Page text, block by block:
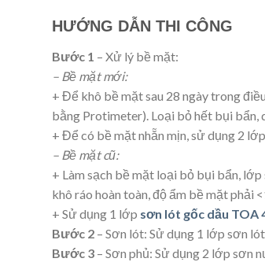
HƯỚNG DẪN THI CÔNG
Bước 1 – Xử lý bề mặt:
– Bề mặt mới:
+ Để khô bề mặt sau 28 ngày trong
bằng Protimeter). Loại bỏ hết bụi bẩn,
+ Để có bề mặt nhẵn mịn, sử dụng 2
– Bề mặt cũ:
+ Làm sạch bề mặt loại bỏ bụi bẩn,
khô ráo hoàn toàn, độ ẩm bề mặt phải
+ Sử dụng 1 lớp sơn lót gốc dầu TOA
Bước 2 – Sơn lót: Sử dụng 1 lớp sơn
Bước 3– Sơn phủ: Sử dụng 2 lớp sơn